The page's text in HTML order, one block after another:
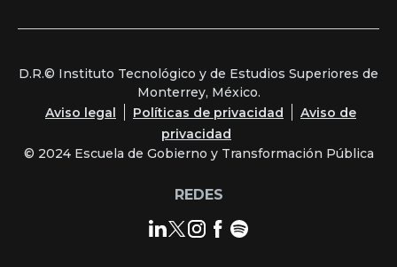
D.R.© Instituto Tecnológico y de Estudios Superiores de
Monterrey, México.
Aviso legal
Políticas de privacidad
Aviso de
privacidad
© 2024 Escuela de Gobierno y Transformación Pública
REDES